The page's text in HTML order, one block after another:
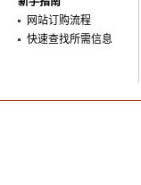
网站订购流程
快速查找所需信息